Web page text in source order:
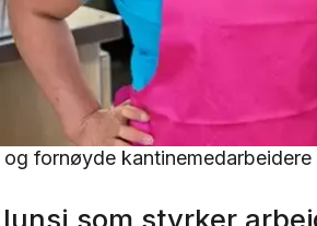
og fornøyde
lunsj som styrker